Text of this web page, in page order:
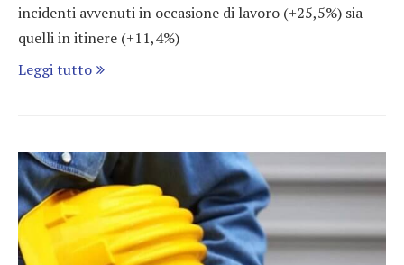
incidenti avvenuti in occasione di lavoro (+25,5%) sia
quelli in itinere (+11,4%)
Leggi tutto